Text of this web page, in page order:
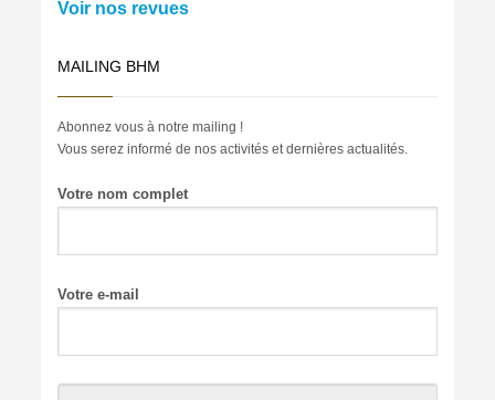
Voir nos revues
MAILING BHM
Abonnez vous à notre mailing !
Vous serez informé de nos activités et dernières actualités.
Votre nom complet
Votre e-mail